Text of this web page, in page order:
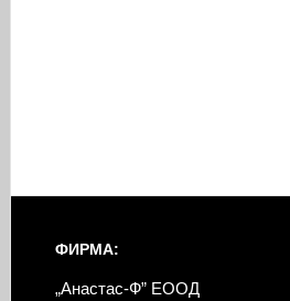
ФИРМА:
„Анастас-Ф” ЕООД